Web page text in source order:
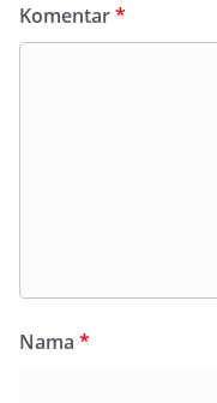
Komentar*
Nama *